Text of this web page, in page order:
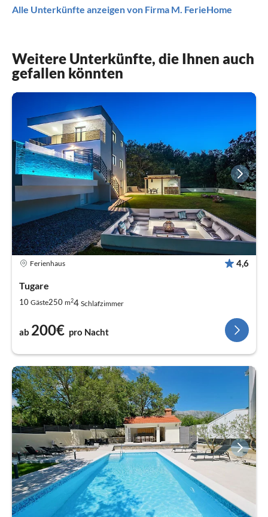
Alle Unterkünfte anzeigen von Firma M. FerieHome
Weitere Unterkünfte, die Ihnen auch
gefallen könnten
Ferienhaus 4,6
Tugare
10 Gäste250 m24 Schlafzimmer
ab 200€ pro Nacht